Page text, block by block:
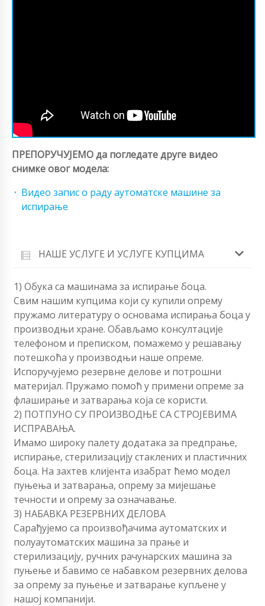
ПРЕПОРУЧУЈЕМО да погледате друге видео
снимке овог модела:
Видео запис о раду аутоматске машине за
испирање
НАШЕ УСЛУГЕ И УСЛУГЕ КУПЦИМА
1) Обука са машинама за испирање боца.
Свим нашим купцима који су купили опрему
пружамо литературу о основама испирања боца у
производњи хране. Обављамо консултације
телефоном и преписком, помажемо у решавању
потешкоћа у производњи наше опреме.
Испоручујемо резервне делове и потрошни
материјал. Пружамо помоћ у примени опреме за
флаширање и затварања која се користи.
2) ПОТПУНО СУ ПРОИЗВОДЊЕ СА СТРОЈЕВИМА
ИСПРАВАЊА.
Имамо широку палету додатака за предпрање,
испирање, стерилизацију стаклених и пластичних
боца. На захтев клијента изабрат ћемо модел
пуњења и затварања, опрему за мијешање
течности и опрему за означавање.
3) НАБАВКА РЕЗЕРВНИХ ДЕЛОВА
Сарађујемо са произвођачима аутоматских и
полуаутоматских машина за прање и
стерилизацију, ручних рачунарских машина за
пуњење и бавимо се набавком резервних делова
за опрему за пуњење и затварање купљене у
нашој компанији.